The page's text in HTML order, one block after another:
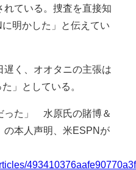
れている。捜査を直接知
明かした」と伝えてい
く、オオタニの主張は
」としている。
った」 水原氏の賭博＆
の本人声明、米ESPNが